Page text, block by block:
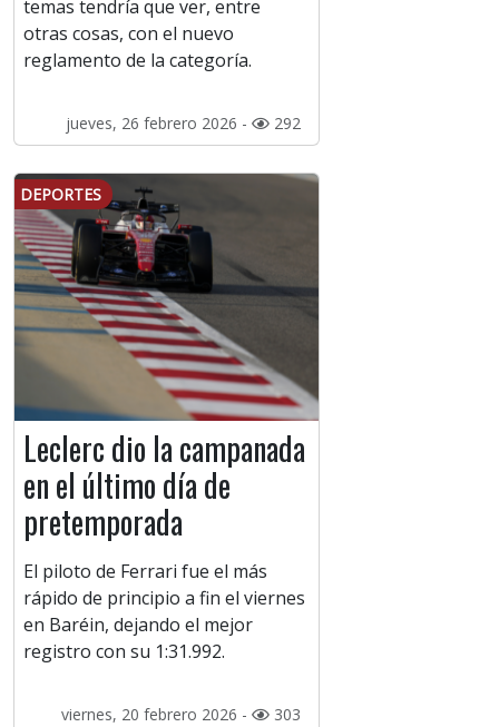
temas tendría que ver, entre
otras cosas, con el nuevo
reglamento de la categoría.
jueves, 26 febrero 2026 - 292
DEPORTES
Leclerc dio la campanada
en el último día de
pretemporada
El piloto de Ferrari fue el más
rápido de principio a fin el viernes
en Baréin, dejando el mejor
registro con su 1:31.992.
viernes, 20 febrero 2026 - 303